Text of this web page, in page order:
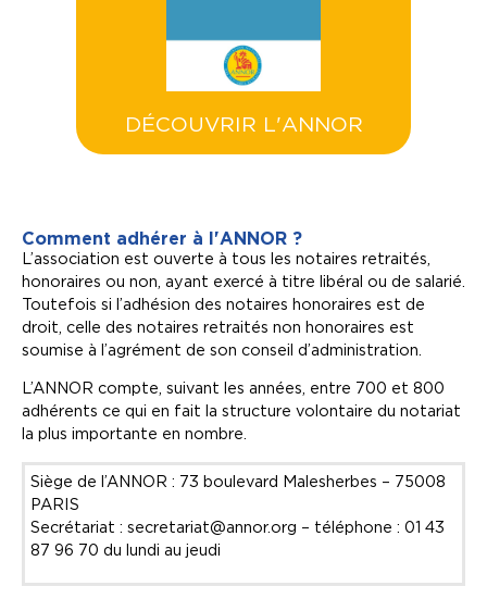
DÉCOUVRIR L'ANNOR
Comment adhérer à l'ANNOR ?
L’association est ouverte à tous les notaires retraités,
honoraires ou non, ayant exercé à titre libéral ou de salarié.
Toutefois si l’adhésion des notaires honoraires est de
droit, celle des notaires retraités non honoraires est
soumise à l’agrément de son conseil d’administration.
L’ANNOR compte, suivant les années, entre 700 et 800
adhérents ce qui en fait la structure volontaire du notariat
la plus importante en nombre.
Siège de l’ANNOR : 73 boulevard Malesherbes – 75008
PARIS
Secrétariat : secretariat@annor.org – téléphone : 01 43
87 96 70 du lundi au jeudi